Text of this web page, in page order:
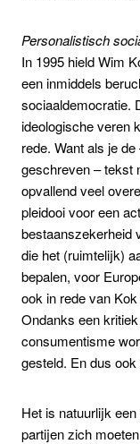
Personalistisch
In 1995 hield Wim
een inmiddels
sociaaldemocratie.
ideologische veren
rede. Want als je
geschreven – tekst
opvallend veel
pleidooi voor een
bestaanszekerheid
die het (ruimtelijk)
bepalen, voor
ook in rede van
Ondanks een
consumentisme
gesteld. En dus
Het is natuurlijk
partijen zich